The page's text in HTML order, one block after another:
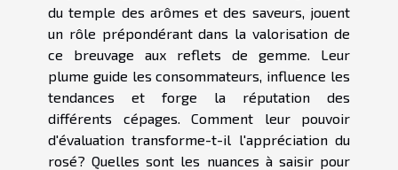
du temple des arômes et des saveurs, jouent
un rôle prépondérant dans la valorisation de
ce breuvage aux reflets de gemme. Leur
plume guide les consommateurs, influence les
tendances et forge la réputation des
différents cépages. Comment leur pouvoir
d'évaluation transforme-t-il l'appréciation du
rosé? Quelles sont les nuances à saisir pour